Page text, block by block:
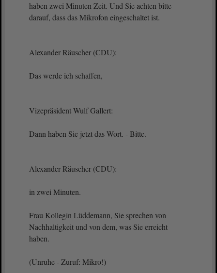
haben zwei Minuten Zeit. Und Sie achten bitte
darauf, dass das Mikrofon eingeschaltet ist.
Alexander Räuscher (CDU):
Das werde ich schaffen,
Vizepräsident Wulf Gallert:
Dann haben Sie jetzt das Wort. - Bitte.
Alexander Räuscher (CDU):
in zwei Minuten.
Frau Kollegin Lüddemann, Sie sprechen von
Nachhaltigkeit und von dem, was Sie erreicht
haben.
(Unruhe - Zuruf: Mikro!)